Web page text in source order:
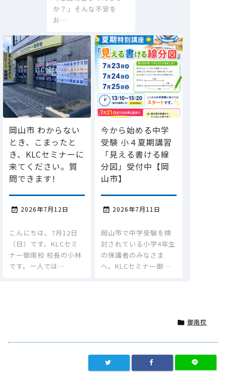
か？」そんな不安を
お…
岡山市 わからない
とき、こまったと
き、KLCセミナーに
来てください。質
問できます!
 2026年7月12日
こんにちは。7月12日
（日）です。KLCセミ
ナー御南校 校長の小林
です。一人では…
今から始める中学
受験 小４夏期講習
「見える書ける線
分図」受付中【岡
山市】
 2026年7月11日
岡山市で中学受験を検
討されている小学4年生
の保護者のみなさま
へ。KLCセミナー御…
 御南校